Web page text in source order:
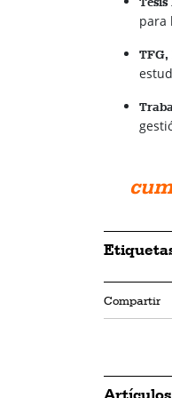
para
TFG,
Compartir